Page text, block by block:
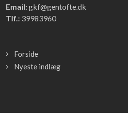
Email:gkf@gentofte.dk
Tlf.: 39983960
Forside
Nyeste indlæg